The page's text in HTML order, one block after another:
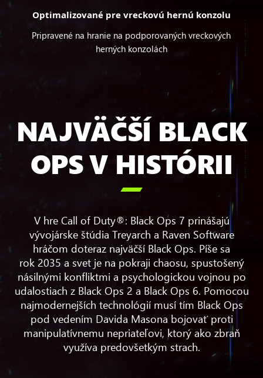
Optimalizované pre vreckovú hernú konzolu
Pripravené na hranie na podporovaných vreckových
herných konzolách
NAJVÄČŠÍ BLACK
OPS V HISTÓRII

V hre Call of Duty®: Black Ops 7 prinášajú
vývojárske štúdia Treyarch a Raven Software
hráčom doteraz najväčší Black Ops. Píše sa
rok 2035 a svet je na pokraji chaosu, spustošený
násilnými konfliktmi a psychologickou vojnou po
udalostiach z Black Ops 2 a Black Ops 6. Pomocou
najmodernejších technológií musí tím Black Ops
pod vedením Davida Masona bojovať proti
manipulatívnemu nepriateľovi, ktorý ako zbraň
využíva predovšetkým strach.